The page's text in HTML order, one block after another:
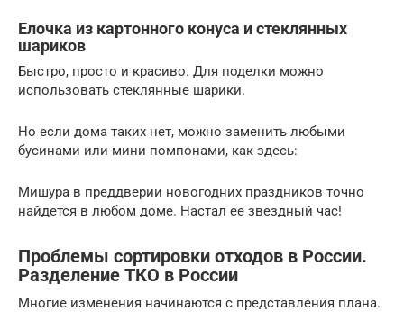
Елочка из картонного конуса и стеклянных
шариков
Быстро, просто и красиво. Для поделки можно
использовать стеклянные шарики.
Но если дома таких нет, можно заменить любыми
бусинами или мини помпонами, как здесь:
Мишура в преддверии новогодних праздников точно
найдется в любом доме. Настал ее звездный час!
Проблемы сортировки отходов в России.
Разделение ТКО в России
Многие изменения начинаются с представления плана.